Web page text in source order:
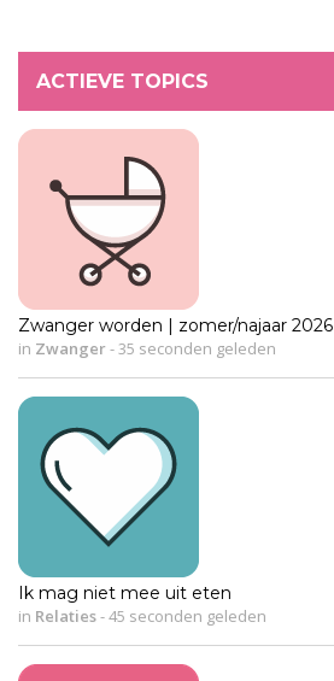
ACTIEVE TOPICS
Zwanger worden | zomer/najaar 2026
in Zwanger- 35 seconden geleden
Ik mag niet mee uit eten
in Relaties-45 seconden geleden